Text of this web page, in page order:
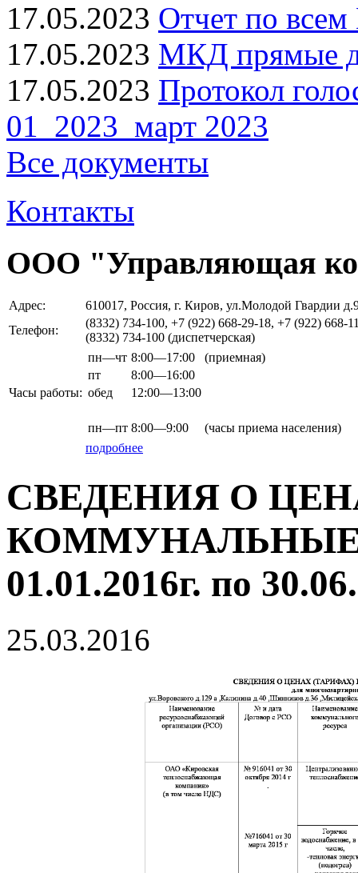
17.05.2023 Отчет по
17.05.2023 МКД прямые
17.05.2023 Протокол
01_2023_март 2023
Все документы
Контакты
ООО "Управляющая
Адрес:
610017, Россия, г. Киров, ул.Молодой Гвардии
Телефон:
(8332) 734-100, +7 (922) 668-29-18, +7 (922) 668-
(8332) 734-100 (диспетчерская)
Часы работы:
пн—чт 8:00—17:00
(приемная)
пт
8:00—16:00
обед
12:00—13:00
пн—пт 8:00—9:00
(часы приема населения)
подробнее
СВЕДЕНИЯ О
КОММУНАЛЬНЫЕ
01.01.2016г. по
25.03.2016